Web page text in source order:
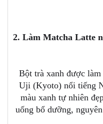
2. Làm Matcha Latte
Bột trà xanh được
Uji (Kyoto) nổi tiếng
màu xanh tự nhiên
uống bổ dưỡng,